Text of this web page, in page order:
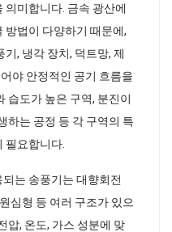
의미합니다. 금속 광산에
방법이 다양하기 때문에,
, 냉각 장치, 덕트망, 제
야 안정적인 공기 흐름을
습도가 높은 구역, 분진이
하는 공정 등 각 구역의 특
필요합니다.
는 송풍기는 대향회전
심형 등 여러 구조가 있으
압, 온도, 가스 성분에 맞